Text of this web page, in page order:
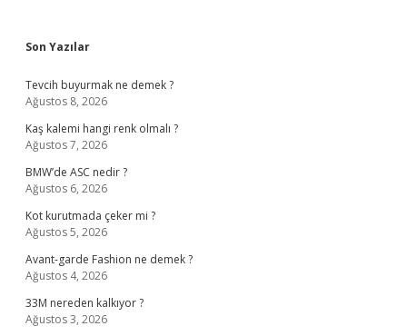
Sidebar
Son Yazılar
Tevcih buyurmak ne demek ?
Ağustos 8, 2026
Kaş kalemi hangi renk olmalı ?
Ağustos 7, 2026
BMW’de ASC nedir ?
Ağustos 6, 2026
Kot kurutmada çeker mi ?
Ağustos 5, 2026
Avant-garde Fashion ne demek ?
Ağustos 4, 2026
33M nereden kalkıyor ?
Ağustos 3, 2026